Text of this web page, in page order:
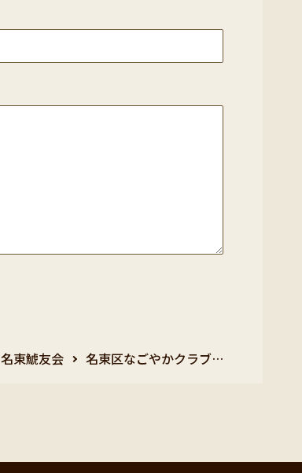
名東鯱友会 名東区なごやかクラブ…